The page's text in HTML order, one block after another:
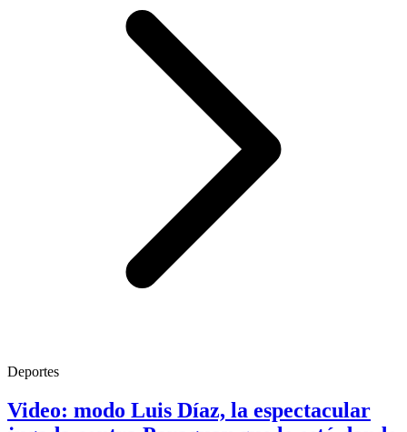
Deportes
Video: modo Luis Díaz, la espectacular